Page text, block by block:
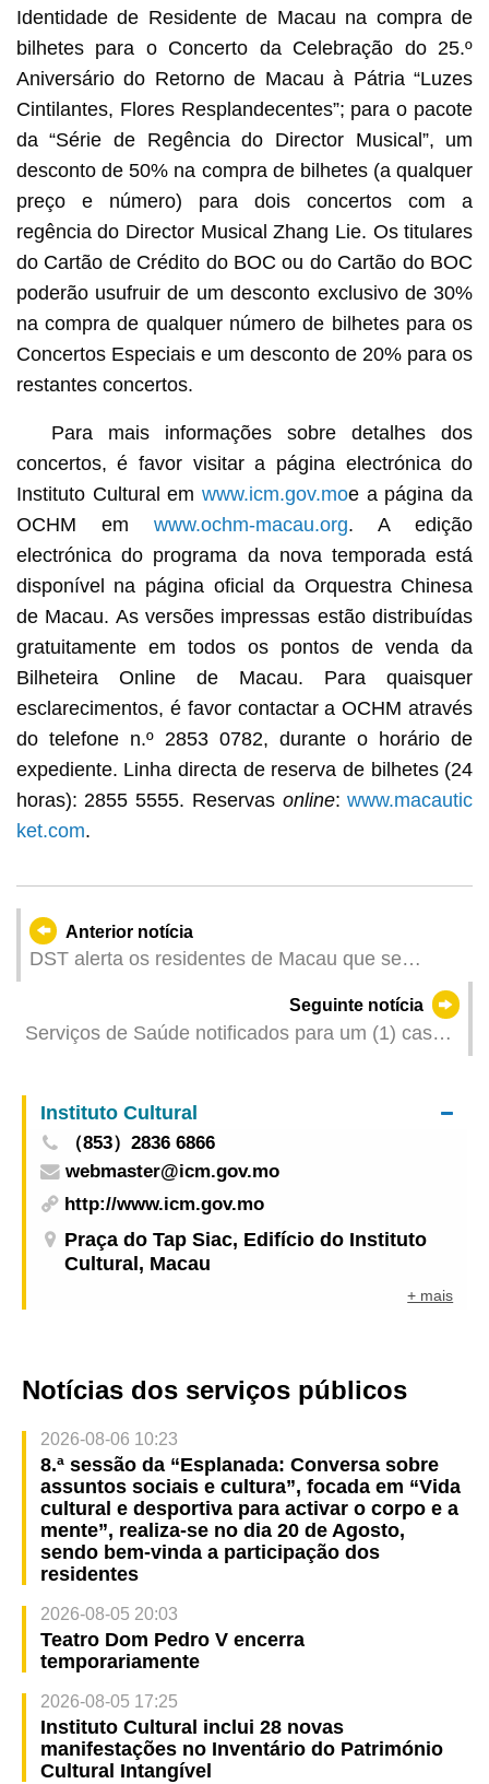
Identidade de Residente de Macau na compra de
bilhetes para o Concerto da Celebração do 25.º
Aniversário do Retorno de Macau à Pátria “Luzes
Cintilantes, Flores Resplandecentes”; para o pacote
da “Série de Regência do Director Musical”, um
desconto de 50% na compra de bilhetes (a qualquer
preço e número) para dois concertos com a
regência do Director Musical Zhang Lie. Os titulares
do Cartão de Crédito do BOC ou do Cartão do BOC
poderão usufruir de um desconto exclusivo de 30%
na compra de qualquer número de bilhetes para os
Concertos Especiais e um desconto de 20% para os
restantes concertos.
Para mais informações sobre detalhes dos
concertos, é favor visitar a página electrónica do
Instituto Cultural em www.icm.gov.moe a página da
OCHM em www.ochm-macau.org. A edição
electrónica do programa da nova temporada está
disponível na página oficial da Orquestra Chinesa
de Macau. As versões impressas estão distribuídas
gratuitamente em todos os pontos de venda da
Bilheteira Online de Macau. Para quaisquer
esclarecimentos, é favor contactar a OCHM através
do telefone n.º 2853 0782, durante o horário de
expediente. Linha directa de reserva de bilhetes (24
horas): 2855 5555. Reservas online:www.macautic
ket.com.
Anterior notícia
DST alerta os residentes de Macau que se
encontrem no Japão para se manterem atentos
Seguinte notícia
Serviços de Saúde notificados para um (1) caso
Instituto Cultural
（853）2836 6866
webmaster@icm.gov.mo
http://www.icm.gov.mo
Praça do Tap Siac, Edifício do Instituto
Cultural, Macau
+ mais
Notícias dos serviços públicos
2026-08-06 10:23
8.ª sessão da “Esplanada: Conversa sobre
assuntos sociais e cultura”, focada em “Vida
cultural e desportiva para activar o corpo e a
mente”, realiza-se no dia 20 de Agosto,
sendo bem-vinda a participação dos
residentes
2026-08-05 20:03
Teatro Dom Pedro V encerra
temporariamente
2026-08-05 17:25
Instituto Cultural inclui 28 novas
manifestações no Inventário do Património
Cultural Intangível